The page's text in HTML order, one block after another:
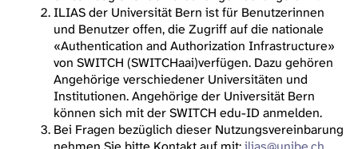
ILIAS der Universität Bern ist für Benutzerinnen
und Benutzer offen, die Zugriff auf die nationale
«Authentication and Authorization Infrastructure»
von SWITCH (SWITCHaai)verfügen. Dazu gehören
Angehörige verschiedener Universitäten und
Institutionen. Angehörige der Universität Bern
können sich mit der SWITCH edu-ID anmelden.
Bei Fragen bezüglich dieser Nutzungsvereinbarung